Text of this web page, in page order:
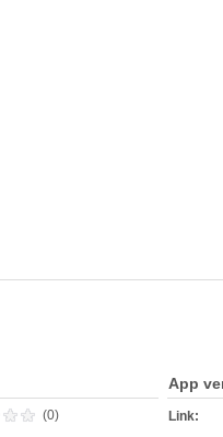
(0)
App
Link: